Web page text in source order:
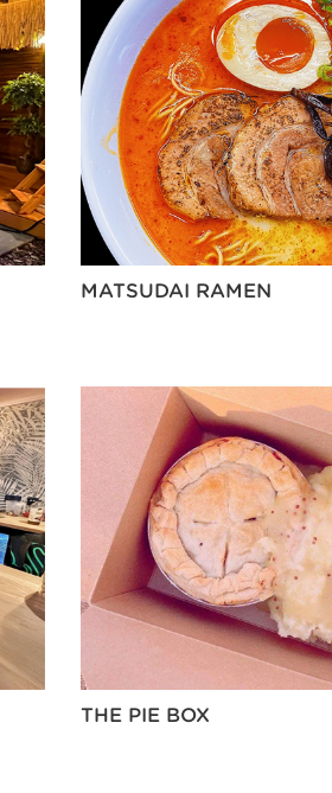
MATSUDAI RAMEN
THE PIE BOX